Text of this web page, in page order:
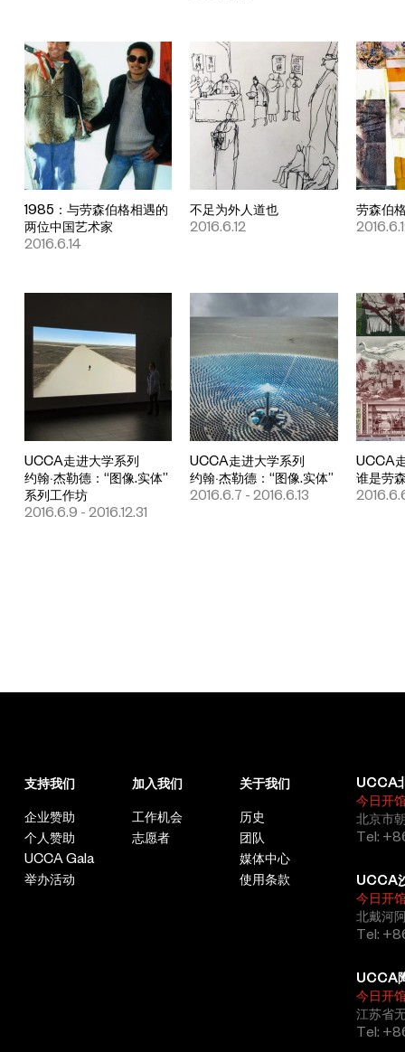
1985：与劳森伯格相遇的
两位中国艺术家
2016.6.14
不足为外人道也
2016.6.12
劳森伯
UCCA走进大学系列
约翰·杰勒德：“图像.实体”
系列工作坊
2016.6.9 - 2016.12.31
UCCA走进大学系列
约翰·杰勒德：“图像.实体”
2016.6.7 - 2016.6.13
UCCA
谁是劳
支持我们
企业赞助
个人赞助
UCCA Gala
举办活动
加入我们
工作机会
志愿者
关于我们
历史
团队
媒体中心
使用条款
UCCA
今日开
北京市
Tel:
UCCA
今日开
北戴河
Tel:
UCCA
今日开
江苏省
Tel: